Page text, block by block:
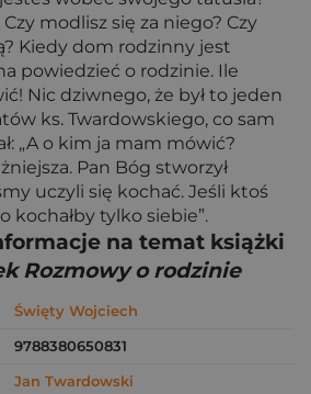
modlisz się za niego? Czy
Kiedy dom rodzinny jest
powiedzieć o rodzinie. Ile
Nic dziwnego, że był to jeden
ks. Twardowskiego, co sam
„A o kim ja mam mówić?
Pan Bóg stworzył
uczyli się kochać. Jeśli ktoś
kochałby tylko siebie”.
na temat książki
Rozmowy o rodzinie
Święty Wojciech
9788380650831
Jan Twardowski